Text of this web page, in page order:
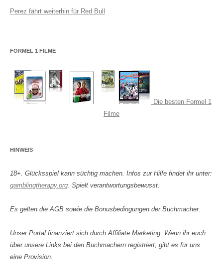
Perez fährt weiterhin für Red Bull
FORMEL 1 FILME
Die besten Formel 1
Filme
HINWEIS
18+. Glücksspiel kann süchtig machen. Infos zur Hilfe findet ihr unter:
gamblingtherapy.org. Spielt verantwortungsbewusst.
Es gelten die AGB sowie die Bonusbedingungen der Buchmacher.
Unser Portal finanziert sich durch Affiliate Marketing. Wenn ihr euch
über unsere Links bei den Buchmachern registriert, gibt es für uns
eine Provision.